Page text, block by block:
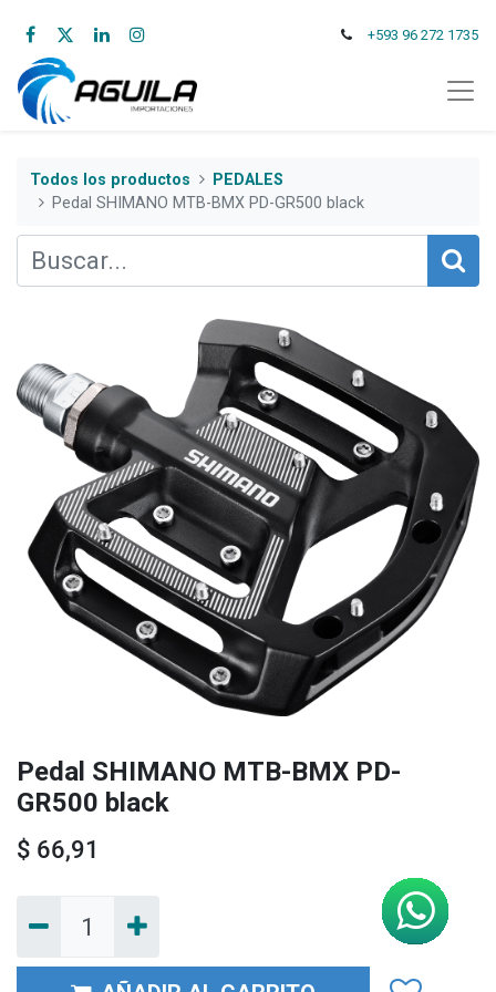
+593 96 272 1735
Todos los productos
PEDALES
Pedal SHIMANO MTB-BMX PD-GR500 black
Pedal SHIMANO MTB-BMX PD-
GR500 black
$ 66,91